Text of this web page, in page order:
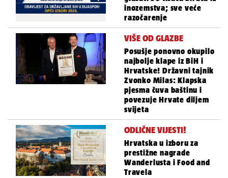
inozemstva; sve veće
razočarenje
VIŠE OD GLAZBE
Posušje ponovno okupilo
najbolje klape iz BiH i
Hrvatske! Državni tajnik
Zvonko Milas: Klapska
pjesma čuva baštinu i
povezuje Hrvate diljem
svijeta
ODLIČNE VIJESTI!
Hrvatska u izboru za
prestižne nagrade
Wanderlusta i Food and
Travela